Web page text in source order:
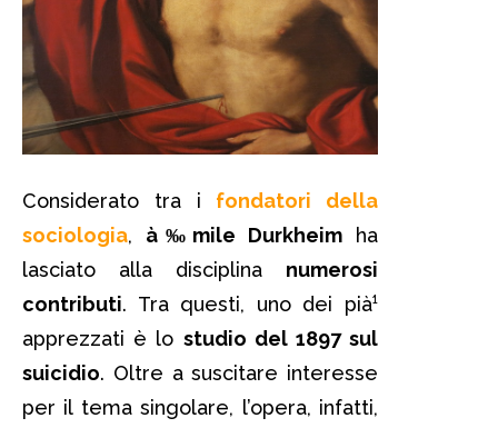
Considerato tra i fondatori della
sociologia, à‰mile Durkheim ha
lasciato alla disciplina numerosi
contributi. Tra questi, uno dei pià¹
apprezzati è lo studio del 1897 sul
suicidio. Oltre a suscitare interesse
per il tema singolare, l’opera, infatti,